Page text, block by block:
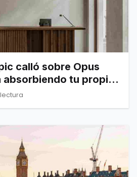
calló sobre Opus
absorbiendo tu propia
lectura